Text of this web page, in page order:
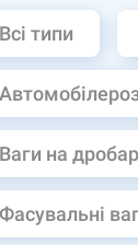
Всі типи
Ваги на
Фасувальні